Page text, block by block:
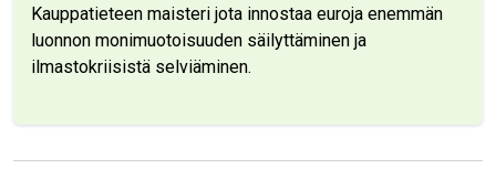
Kauppatieteen maisteri jota innostaa euroja enemmän
luonnon monimuotoisuuden säilyttäminen ja
ilmastokriisistä selviäminen.